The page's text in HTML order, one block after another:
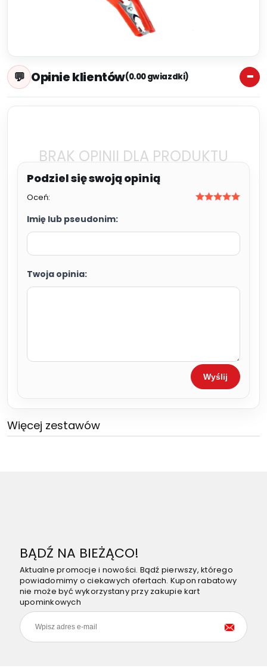
Opinie klientów(0.00 gwiazdki)
BRAK OPINII DLA PRODUKTU
Oceń:
Imię lub pseudonim:
Twoja opinia:
Wyślij
Więcej zestawów
BĄDŹ NA BIEŻĄCO!
Aktualne promocje i nowości. Bądź pierwszy, którego
powiadomimy o ciekawych ofertach. Kupon rabatowy
nie może być wykorzystany przy zakupie kart
upominkowych